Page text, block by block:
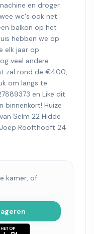
en droger.
wc's ook net
balkon op het
hebben we op
elk jaar op
veel andere
zal rond de €400,-
om langs te
en Like dit
binnenkort! Huize
Selm 22 Hidde
Roofthooft 24
kamer, of